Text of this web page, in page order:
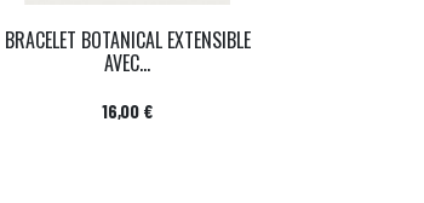
BRACELET BOTANICAL EXTENSIBLE
AVEC...
Prix
16,00 €